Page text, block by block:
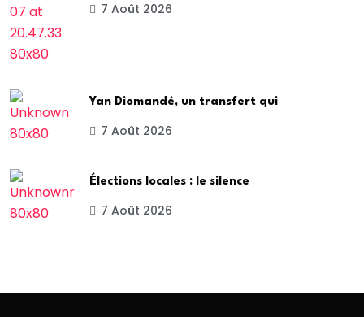
7 Août 2026
Yan Diomandé, un transfert qui
7 Août 2026
Élections locales : le silence
7 Août 2026